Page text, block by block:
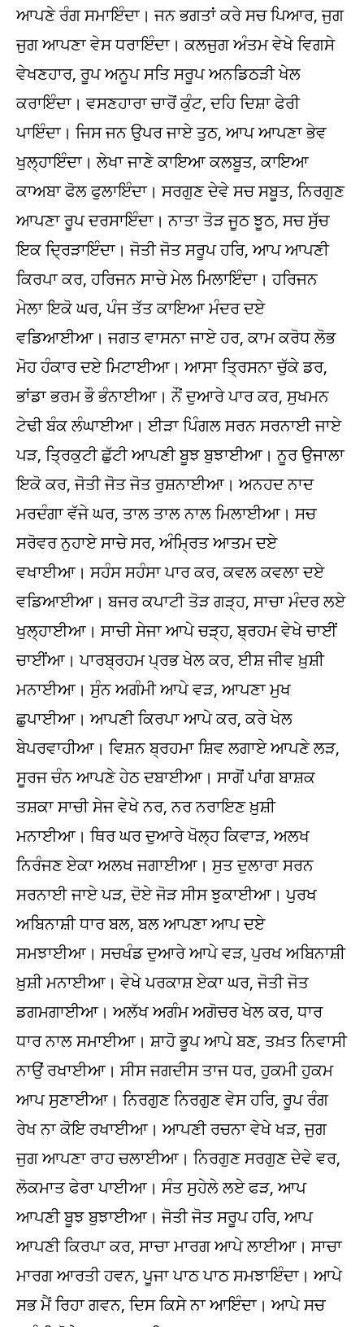
ਆਪਣੇ ਰੰਗ ਸਮਾਇੰਦਾ। ਜਨ ਭਗਤਾਂ ਕਰੇ ਸਚ ਪਿਆਰ, ਜੁਗ
ਜੁਗ ਆਪਣਾ ਵੇਸ ਧਰਾਇੰਦਾ। ਕਲਜੁਗ ਅੰਤਮ ਵੇਖੇ ਵਿਗਸੇ
ਵੇਖਣਹਾਰ, ਰੂਪ ਅਨੂਪ ਸਤਿ ਸਰੂਪ ਅਨਡਿਠੜੀ ਖੇਲ
ਕਰਾਇੰਦਾ। ਵਸਣਹਾਰਾ ਚਾਰੋਂ ਕੁੰਟ, ਦਹਿ ਦਿਸ਼ਾ ਫੇਰੀ
ਪਾਇੰਦਾ। ਜਿਸ ਜਨ ਉਪਰ ਜਾਏ ਤੁਠ, ਆਪ ਆਪਣਾ ਭੇਵ
ਖੁਲ੍ਹਾਇੰਦਾ। ਲੇਖਾ ਜਾਣੇ ਕਾਇਆ ਕਲਬੂਤ, ਕਾਇਆ
ਕਾਅਬਾ ਫੋਲ ਫੁਲਾਇੰਦਾ। ਸਰਗੁਣ ਦੇਵੇ ਸਚ ਸਬੂਤ, ਨਿਰਗੁਣ
ਆਪਣਾ ਰੂਪ ਦਰਸਾਇੰਦਾ। ਨਾਤਾ ਤੋੜ ਜੂਠ ਝੂਠ, ਸਚ ਸੁੱਚ
ਇਕ ਦ੍ਰਿੜਾਇੰਦਾ। ਜੋਤੀ ਜੋਤ ਸਰੂਪ ਹਰਿ, ਆਪ ਆਪਣੀ
ਕਿਰਪਾ ਕਰ, ਹਰਿਜਨ ਸਾਚੇ ਮੇਲ ਮਿਲਾਇੰਦਾ। ਹਰਿਜਨ
ਮੇਲਾ ਇਕੋ ਘਰ, ਪੰਜ ਤੱਤ ਕਾਇਆ ਮੰਦਰ ਦਏ
ਵਡਿਆਈਆ। ਜਗਤ ਵਾਸਨਾ ਜਾਏ ਹਰ, ਕਾਮ ਕਰੋਧ ਲੋਭ
ਮੋਹ ਹੰਕਾਰ ਦਏ ਮਿਟਾਈਆ। ਆਸਾ ਤ੍ਰਿਸਨਾ ਚੁੱਕੇ ਡਰ,
ਭਾਂਡਾ ਭਰਮ ਭੌ ਭੰਨਾਈਆ। ਨੌਂ ਦੁਆਰੇ ਪਾਰ ਕਰ, ਸੁਖਮਨ
ਟੇਢੀ ਬੰਕ ਲੰਘਾਈਆ। ਈੜਾ ਪਿੰਗਲ ਸਰਨ ਸਰਨਾਈ ਜਾਏ
ਪੜ, ਤ੍ਰਿਕੁਟੀ ਛੁੱਟੀ ਆਪਣੀ ਬੂਝ ਬੁਝਾਈਆ। ਨੂਰ ਉਜਾਲਾ
ਇਕੋ ਕਰ, ਜੋਤੀ ਜੋਤ ਜੋਤ ਰੁਸ਼ਨਾਈਆ। ਅਨਹਦ ਨਾਦ
ਮਰਦੰਗਾ ਵੱਜੇ ਘਰ, ਤਾਲ ਤਾਲ ਨਾਲ ਮਿਲਾਈਆ। ਸਚ
ਸਰੋਵਰ ਨੁਹਾਏ ਸਾਚੇ ਸਰ, ਅੰਮ੍ਰਿਤ ਆਤਮ ਦਏ
ਵਖਾਈਆ। ਸਹੰਸ ਸਹੰਸਾ ਪਾਰ ਕਰ, ਕਵਲ ਕਵਲਾ ਦਏ
ਵਡਿਆਈਆ। ਬਜਰ ਕਪਾਟੀ ਤੋੜ ਗੜ੍ਹ, ਸਾਚਾ ਮੰਦਰ ਲਏ
ਖੁਲ੍ਹਾਈਆ। ਸਾਚੀ ਸੇਜਾ ਆਪੇ ਚੜ੍ਹ, ਬ੍ਰਹਮ ਵੇਖੇ ਚਾਈਂ
ਚਾਈਂਆ। ਪਾਰਬ੍ਰਹਮ ਪ੍ਰਭ ਖੇਲ ਕਰ, ਈਸ਼ ਜੀਵ ਖ਼ੁਸ਼ੀ
ਮਨਾਈਆ। ਸੁੰਨ ਅਗੰਮੀ ਆਪੇ ਵੜ, ਆਪਣਾ ਮੁਖ
ਛੁਪਾਈਆ। ਆਪਣੀ ਕਿਰਪਾ ਆਪੇ ਕਰ, ਕਰੇ ਖੇਲ
ਬੇਪਰਵਾਹੀਆ। ਵਿਸ਼ਨ ਬ੍ਰਹਮਾ ਸ਼ਿਵ ਲਗਾਏ ਆਪਣੇ ਲੜ,
ਸੂਰਜ ਚੰਨ ਆਪਣੇ ਹੇਠ ਦਬਾਈਆ। ਸਾਗੋਂ ਪਾਂਗ ਬਾਸ਼ਕ
ਤਸ਼ਕਾ ਸਾਚੀ ਸੇਜ ਵੇਖੇ ਨਰ, ਨਰ ਨਰਾਇਣ ਖ਼ੁਸ਼ੀ
ਮਨਾਈਆ। ਥਿਰ ਘਰ ਦੁਆਰੇ ਖੋਲ੍ਹ ਕਿਵਾੜ, ਅਲਖ
ਨਿਰੰਜਣ ਏਕਾ ਅਲਖ ਜਗਾਈਆ। ਸੁਤ ਦੁਲਾਰਾ ਸਰਨ
ਸਰਨਾਈ ਜਾਏ ਪੜ, ਦੋਏ ਜੋੜ ਸੀਸ ਝੁਕਾਈਆ। ਪੁਰਖ
ਅਬਿਨਾਸ਼ੀ ਧਾਰ ਬਲ, ਬਲ ਆਪਣਾ ਆਪ ਦਏ
ਸਮਝਾਈਆ। ਸਚਖੰਡ ਦੁਆਰੇ ਆਪੇ ਵੜ, ਪੁਰਖ ਅਬਿਨਾਸ਼ੀ
ਖ਼ੁਸ਼ੀ ਮਨਾਈਆ। ਵੇਖੇ ਪਰਕਾਸ਼ ਏਕਾ ਘਰ, ਜੋਤੀ ਜੋਤ
ਡਗਮਗਾਈਆ। ਅਲੱਖ ਅਗੰਮ ਅਗੋਚਰ ਖੇਲ ਕਰ, ਧਾਰ
ਧਾਰ ਨਾਲ ਸਮਾਈਆ। ਸ਼ਾਹੋ ਭੂਪ ਆਪੇ ਬਣ, ਤਖ਼ਤ ਨਿਵਾਸੀ
ਨਾਉਂ ਰਖਾਈਆ। ਸੀਸ ਜਗਦੀਸ ਤਾਜ ਧਰ, ਹੁਕਮੀ ਹੁਕਮ
ਆਪ ਸੁਣਾਈਆ। ਨਿਰਗੁਣ ਨਿਰਗੁਣ ਵੇਸ ਹਰਿ, ਰੂਪ ਰੰਗ
ਰੇਖ ਨਾ ਕੋਇ ਰਖਾਈਆ। ਆਪਣੀ ਰਚਨਾ ਵੇਖੇ ਖੜ, ਜੁਗ
ਜੁਗ ਆਪਣਾ ਰਾਹ ਚਲਾਈਆ। ਨਿਰਗੁਣ ਸਰਗੁਣ ਦੇਵੇ ਵਰ,
ਲੋਕਮਾਤ ਫੇਰਾ ਪਾਈਆ। ਸੰਤ ਸੁਹੇਲੇ ਲਏ ਫੜ, ਆਪ
ਆਪਣੀ ਬੂਝ ਬੁਝਾਈਆ। ਜੋਤੀ ਜੋਤ ਸਰੂਪ ਹਰਿ, ਆਪ
ਆਪਣੀ ਕਿਰਪਾ ਕਰ, ਸਾਚਾ ਮਾਰਗ ਆਪੇ ਲਾਈਆ। ਸਾਚਾ
ਮਾਰਗ ਆਰਤੀ ਹਵਨ, ਪੂਜਾ ਪਾਠ ਪਾਠ ਸਮਝਾਇੰਦਾ। ਆਪੇ
ਸਭ ਮੈਂ ਰਿਹਾ ਗਵਨ, ਦਿਸ ਕਿਸੇ ਨਾ ਆਇੰਦਾ। ਆਪੇ ਸਚ